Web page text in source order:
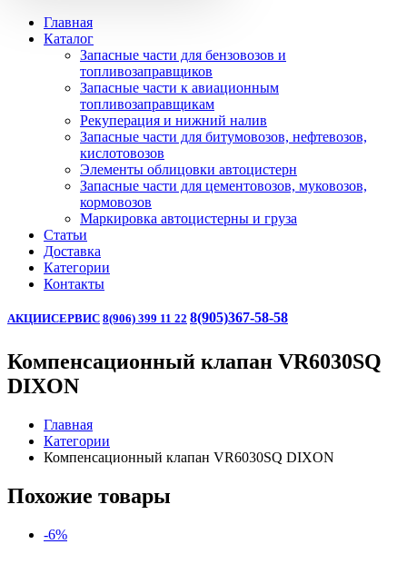
Главная
Каталог
Запасные части для бензовозов и
топливозаправщиков
Запасные части к авиационным
топливозаправщикам
Рекуперация и нижний налив
Запасные части для битумовозов, нефтевозов,
кислотовозов
Элементы облицовки автоцистерн
Запасные части для цементовозов, муковозов,
кормовозов
Маркировка автоцистерны и груза
Статьи
Доставка
Категории
Контакты
АКЦИИСЕРВИС 8(906) 399 11 22 8(905)367-58-58
Компенсационный клапан VR6030SQ
DIXON
Главная
Категории
Компенсационный клапан VR6030SQ DIXON
Похожие товары
-6%